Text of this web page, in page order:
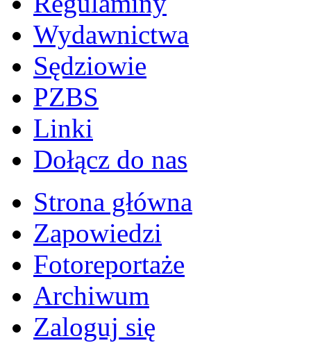
Wydawnictwa
Sędziowie
PZBS
Linki
Dołącz do nas
Strona główna
Zapowiedzi
Fotoreportaże
Archiwum
Zaloguj się